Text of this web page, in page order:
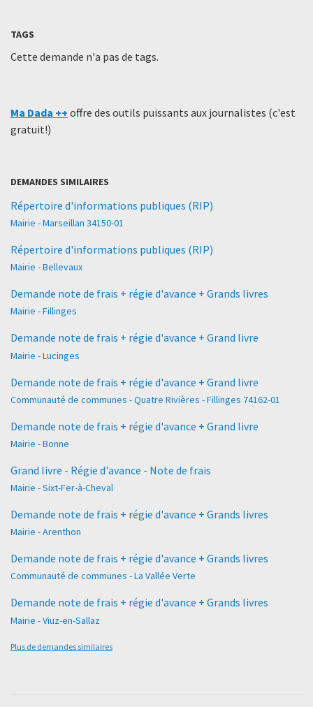
TAGS
Cette demande n'a pas de tags.
Ma Dada ++ offre des outils puissants aux journalistes (c'est
gratuit!)
DEMANDES SIMILAIRES
Répertoire d'informations publiques (RIP)
Mairie - Marseillan 34150-01
Répertoire d'informations publiques (RIP)
Mairie - Bellevaux
Demande note de frais + régie d'avance + Grands livres
Mairie - Fillinges
Demande note de frais + régie d'avance + Grand livre
Mairie - Lucinges
Demande note de frais + régie d'avance + Grand livre
Communauté de communes - Quatre Rivières - Fillinges 74162-01
Demande note de frais + régie d'avance + Grand livre
Mairie - Bonne
Grand livre - Régie d'avance - Note de frais
Mairie - Sixt-Fer-à-Cheval
Demande note de frais + régie d'avance + Grands livres
Mairie - Arenthon
Demande note de frais + régie d'avance + Grands livres
Communauté de communes - La Vallée Verte
Demande note de frais + régie d'avance + Grands livres
Mairie - Viuz-en-Sallaz
Plus de demandes similaires